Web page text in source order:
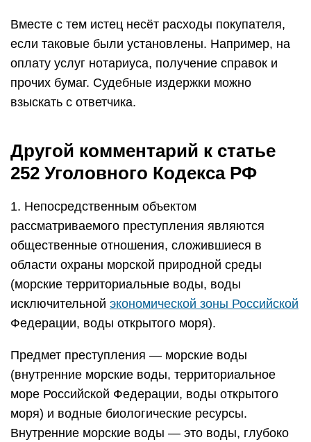
Вместе с тем истец несёт расходы покупателя,
если таковые были установлены. Например, на
оплату услуг нотариуса, получение справок и
прочих бумаг. Судебные издержки можно
взыскать с ответчика.
Другой комментарий к статье
252 Уголовного Кодекса РФ
1. Непосредственным объектом
рассматриваемого преступления являются
общественные отношения, сложившиеся в
области охраны морской природной среды
(морские территориальные воды, воды
исключительной экономической зоны Российской
Федерации, воды открытого моря).
Предмет преступления — морские воды
(внутренние морские воды, территориальное
море Российской Федерации, воды открытого
моря) и водные биологические ресурсы.
Внутренние морские воды — это воды, глубоко